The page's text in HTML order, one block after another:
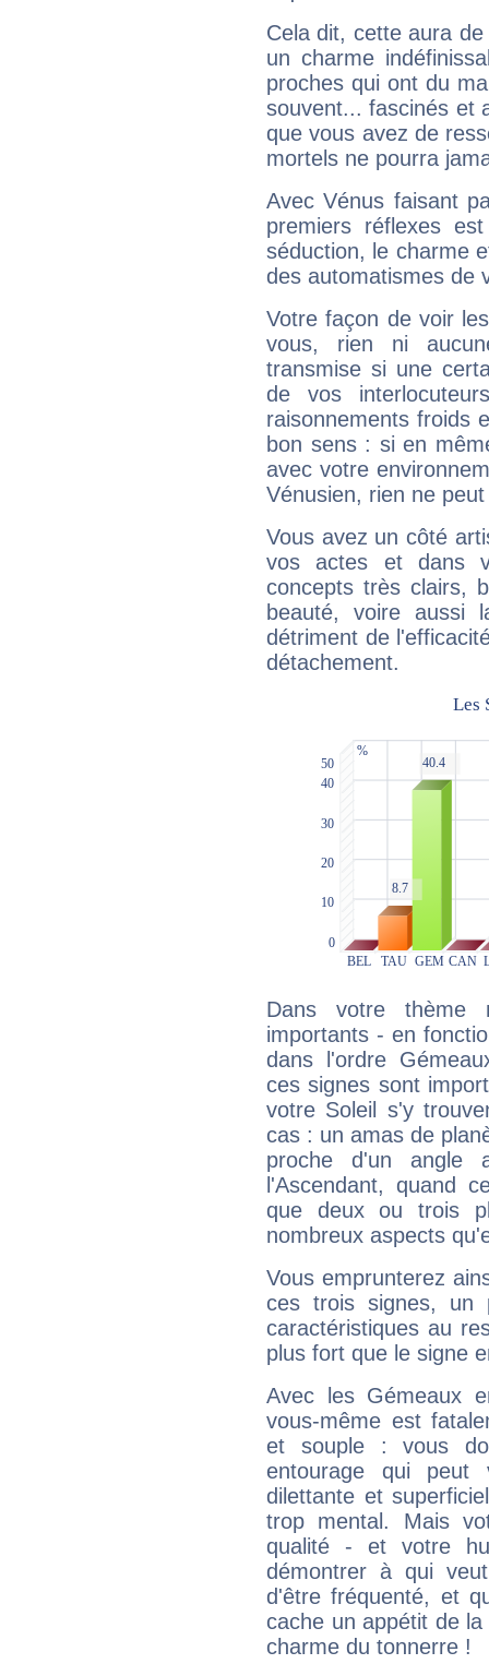
Cela dit, cette aura
un charme
proches qui ont du
souvent... fascinés et
que vous avez de
mortels ne pourra
Avec Vénus faisant
premiers réflexes
séduction, le charme
des automatismes de
Votre façon de voir
vous, rien ni
transmise si une
de vos
raisonnements froids
bon sens : si en
avec votre
Vénusien, rien ne
Vous avez un côté
vos actes et dans
concepts très clairs,
beauté, voire aussi
détriment de
détachement.
Dans votre thème
importants - en
dans l'ordre
ces signes sont
votre Soleil s'y
cas : un amas de
proche d'un
l'Ascendant, quand
que deux ou trois
nombreux aspects
Vous emprunterez
ces trois signes, un
caractéristiques au
plus fort que le signe
Avec les Gémeaux
vous-même est
et souple : vous
entourage qui
dilettante et
trop mental. Mais
qualité - et votre
démontrer à qui
d'être fréquenté, et
cache un appétit de
charme du tonnerre !